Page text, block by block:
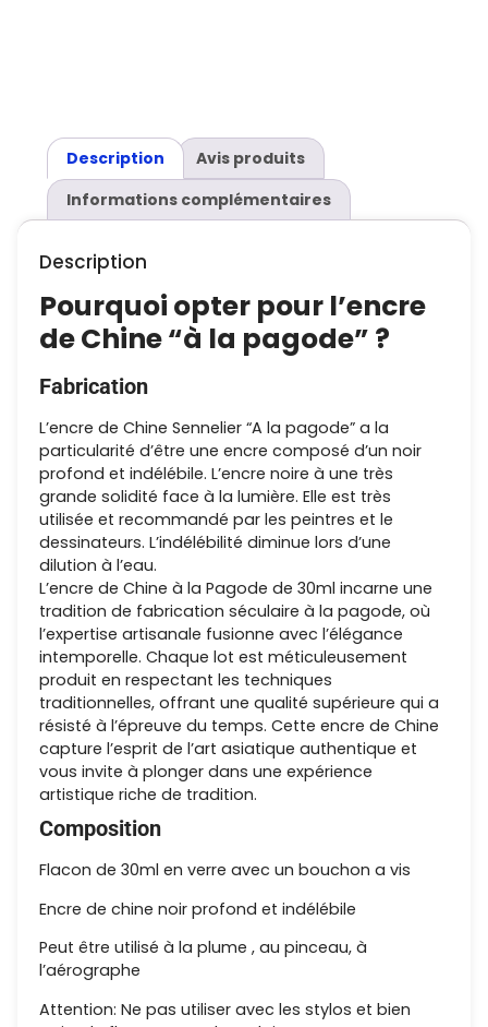
Description
Avis produits
Informations complémentaires
Description
Pourquoi opter pour l’encre
de Chine “à la pagode” ?
Fabrication
L’encre de Chine Sennelier “A la pagode” a la
particularité d’être une encre composé d’un noir
profond et indélébile. L’encre noire à une très
grande solidité face à la lumière. Elle est très
utilisée et recommandé par les peintres et le
dessinateurs. L’indélébilité diminue lors d’une
dilution à l’eau.
L’encre de Chine à la Pagode de 30ml incarne une
tradition de fabrication séculaire à la pagode, où
l’expertise artisanale fusionne avec l’élégance
intemporelle. Chaque lot est méticuleusement
produit en respectant les techniques
traditionnelles, offrant une qualité supérieure qui a
résisté à l’épreuve du temps. Cette encre de Chine
capture l’esprit de l’art asiatique authentique et
vous invite à plonger dans une expérience
artistique riche de tradition.
Composition
Flacon de 30ml en verre avec un bouchon a vis
Encre de chine noir profond et indélébile
Peut être utilisé à la plume , au pinceau, à
l’aérographe
Attention: Ne pas utiliser avec les stylos et bien